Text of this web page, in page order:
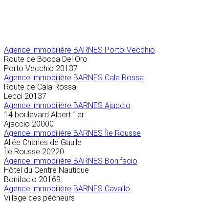
Agence immobilière BARNES Porto-Vecchio
Route de Bocca Del Oro
Porto Vecchio 20137
Agence immobilière BARNES Cala Rossa
Route de Cala Rossa
Lecci 20137
Agence immobilière BARNES Ajaccio
14 boulevard Albert 1er
Ajaccio 20000
Agence immobilière BARNES Île Rousse
Allée Charles de Gaulle
Île Rousse 20220
Agence immobilière BARNES Bonifacio
Hôtel du Centre Nautique
Bonifacio 20169
Agence immobilière BARNES Cavallo
Village des pêcheurs